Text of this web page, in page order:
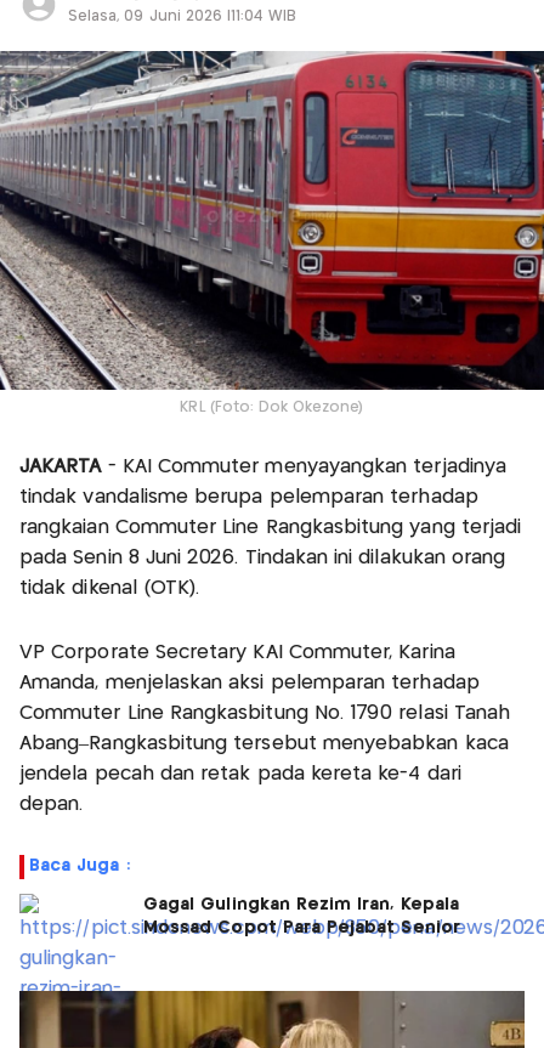
Selasa, 09 Juni 2026 |11:04 WIB
KRL (Foto: Dok Okezone)
JAKARTA- KAI Commuter menyayangkan terjadinya
tindak vandalisme berupa pelemparan terhadap
rangkaian Commuter Line Rangkasbitung yang terjadi
pada Senin 8 Juni 2026. Tindakan ini dilakukan orang
tidak dikenal (OTK).
VP Corporate Secretary KAI Commuter, Karina
Amanda, menjelaskan aksi pelemparan terhadap
Commuter Line Rangkasbitung No. 1790 relasi Tanah
Abang–Rangkasbitung tersebut menyebabkan kaca
jendela pecah dan retak pada kereta ke-4 dari
depan.
Baca Juga :
Gagal Gulingkan Rezim Iran, Kepala
Mossad Copot Para Pejabat Senior